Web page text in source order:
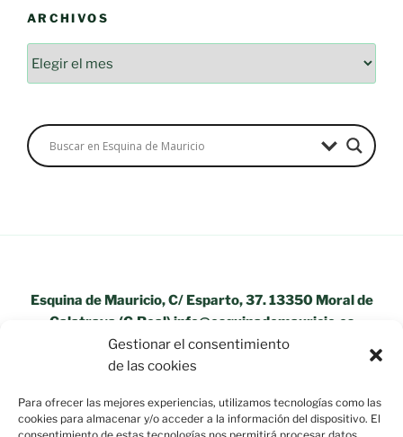
Gestionar el consentimiento
de las cookies
Para ofrecer las mejores experiencias, utilizamos tecnologías como las
cookies para almacenar y/o acceder a la información del dispositivo. El
ARCHIVOS
Esquina de Mauricio, C/ Esparto, 37. 13350 Moral de
Calatrava (C.Real) info@esquinademauricio.es
«Aviso Legal»